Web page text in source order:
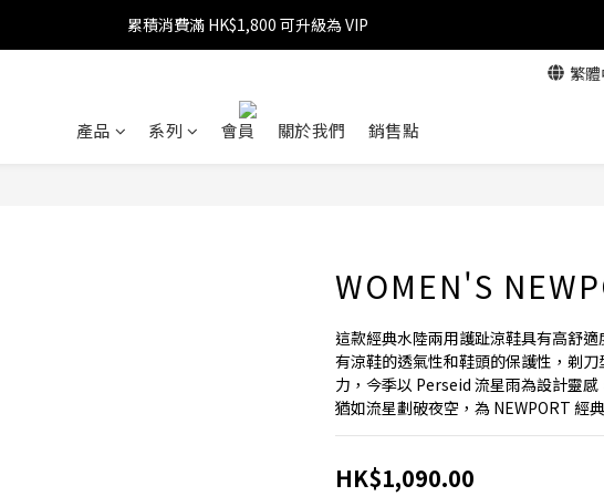
消費滿 HK$599 免運費
累積消費滿 HK$1,800 可升級為 VIP
消費滿 HK$599 免運費
繁
產品 系列 會員 關於我們 銷售點
WOMEN'S
這款經典水陸兩用護趾涼鞋具有高舒
有涼鞋的透氣性和鞋頭的保護性，剃
力，今季以 Perseid 流星雨為設計靈感
猶如流星劃破夜空，為 NEWPORT 經
HK$1,090.00